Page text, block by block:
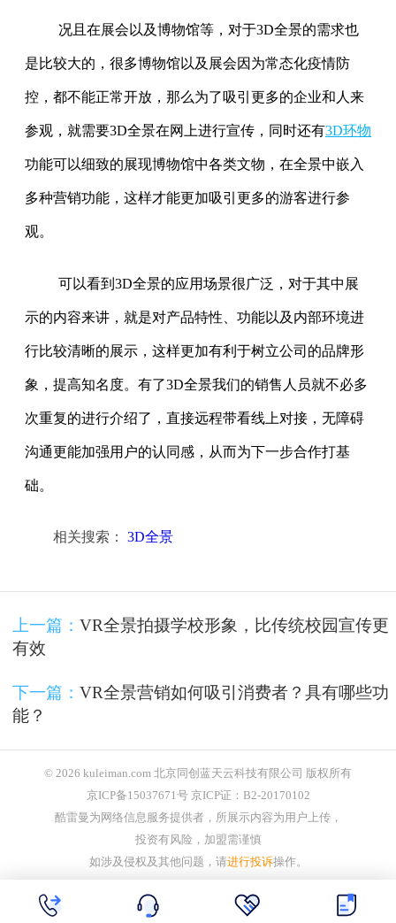
况且在展会以及博物馆等，对于3D全景的需求也
是比较大的，很多博物馆以及展会因为常态化疫情防
控，都不能正常开放，那么为了吸引更多的企业和人来
参观，就需要3D全景在网上进行宣传，同时还有3D环物
功能可以细致的展现博物馆中各类文物，在全景中嵌入
多种营销功能，这样才能更加吸引更多的游客进行参
观。
可以看到3D全景的应用场景很广泛，对于其中展
示的内容来讲，就是对产品特性、功能以及内部环境进
行比较清晰的展示，这样更加有利于树立公司的品牌形
象，提高知名度。有了3D全景我们的销售人员就不必多
次重复的进行介绍了，直接远程带看线上对接，无障碍
沟通更能加强用户的认同感，从而为下一步合作打基
础。
相关搜索： 3D全景
上一篇： VR全景拍摄学校形象，比传统校园宣传更
有效
下一篇： VR全景营销如何吸引消费者？具有哪些功
能？
© 2026 kuleiman.com 北京同创蓝天云科技有限公司 版权所有
京ICP备15037671号 京ICP证：B2-20170102
酷雷曼为网络信息服务提供者，所展示内容为用户上传，
投资有风险，加盟需谨慎
如涉及侵权及其他问题，请进行投诉操作。